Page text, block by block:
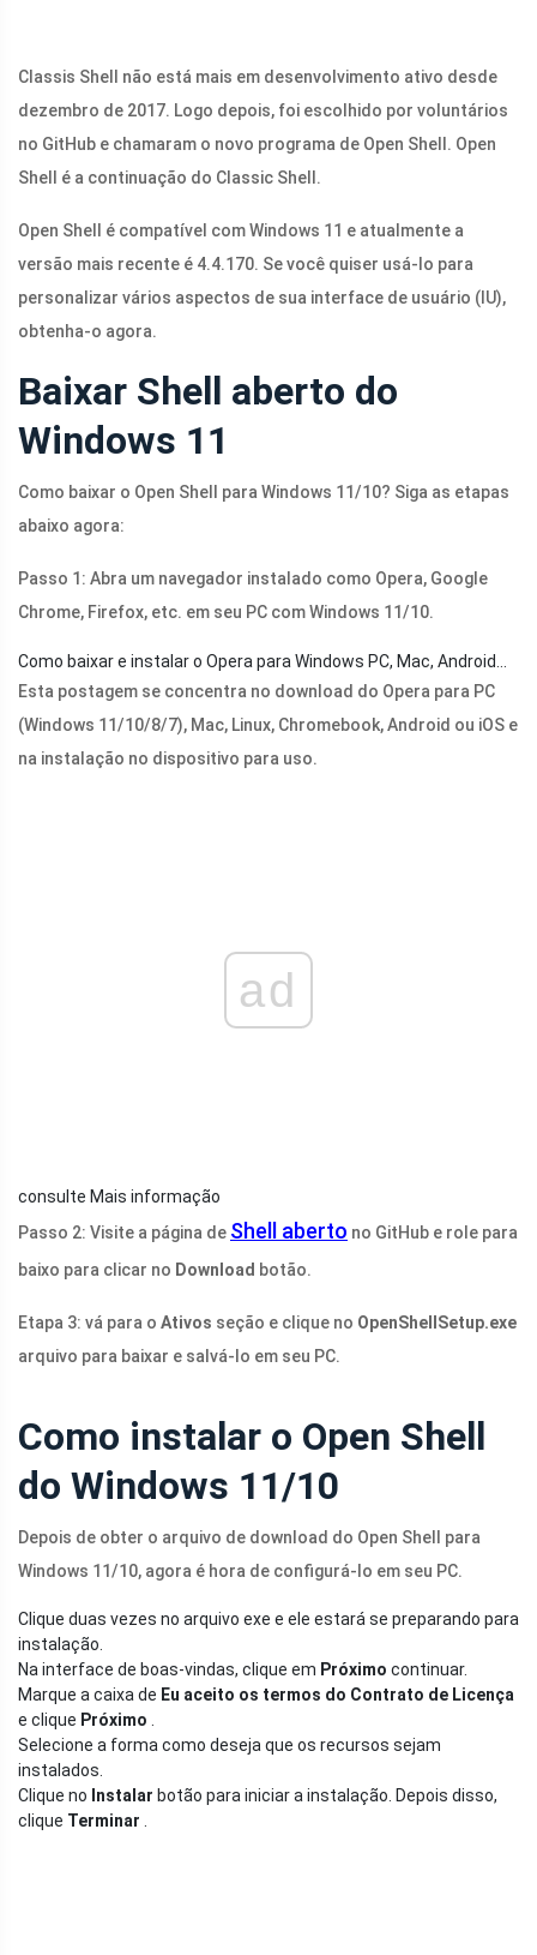
Classis Shell não está mais em desenvolvimento ativo desde
dezembro de 2017. Logo depois, foi escolhido por voluntários
no GitHub e chamaram o novo programa de Open Shell. Open
Shell é a continuação do Classic Shell.
Open Shell é compatível com Windows 11 e atualmente a
versão mais recente é 4.4.170. Se você quiser usá-lo para
personalizar vários aspectos de sua interface de usuário (IU),
obtenha-o agora.
Baixar Shell aberto do
Windows 11
Como baixar o Open Shell para Windows 11/10? Siga as etapas
abaixo agora:
Passo 1: Abra um navegador instalado como Opera, Google
Chrome, Firefox, etc. em seu PC com Windows 11/10.
Como baixar e instalar o Opera para Windows PC, Mac, Android…
Esta postagem se concentra no download do Opera para PC
(Windows 11/10/8/7), Mac, Linux, Chromebook, Android ou iOS e
na instalação no dispositivo para uso.
ad
consulte Mais informação
Passo 2: Visite a página de Shell aberto no GitHub e role para
baixo para clicar no Download botão.
Etapa 3: vá para o Ativos seção e clique no OpenShellSetup.exe
arquivo para baixar e salvá-lo em seu PC.
Como instalar o Open Shell
do Windows 11/10
Depois de obter o arquivo de download do Open Shell para
Windows 11/10, agora é hora de configurá-lo em seu PC.
Clique duas vezes no arquivo exe e ele estará se preparando para
instalação.
Na interface de boas-vindas, clique em Próximo continuar.
Marque a caixa de Eu aceito os termos do Contrato de Licença
e clique Próximo
Selecione a forma como deseja que os recursos sejam
instalados.
Clique no Instalar botão para iniciar a instalação. Depois disso,
clique Terminar